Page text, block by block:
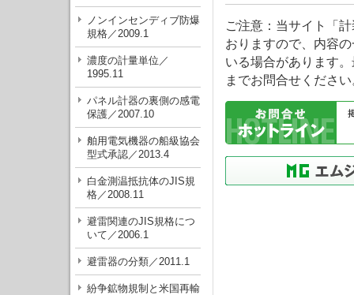
ノンインセンディブ防爆
規格／2009.1
濃度の計量単位／
1995.11
パネル計器の裏側の感電
保護／2007.10
舶用電気機器の船級協会
型式承認／2013.4
白金測温抵抗体のJIS規
格／2008.11
避雷関連のJIS規格につ
いて／2006.1
避雷器の分類／2011.1
紛争鉱物規制と米国再輸
ご注意：当サイト「
おりますので、内容
いる場合があります
までお問合せくださ